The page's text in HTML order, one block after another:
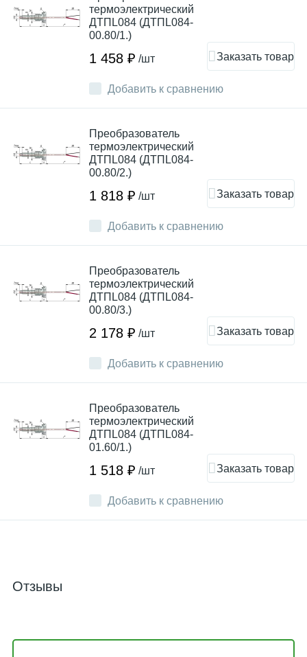
Добавить к сравнению
термоэлектрический
ДТПL084 (ДТПL084-
00.80/1.)
1 458 ₽ /шт Заказать товар
Добавить к сравнению
Преобразователь
термоэлектрический
ДТПL084 (ДТПL084-
00.80/2.)
1 818 ₽ /шт Заказать товар
Добавить к сравнению
Преобразователь
термоэлектрический
ДТПL084 (ДТПL084-
00.80/3.)
2 178 ₽ /шт Заказать товар
Добавить к сравнению
Преобразователь
термоэлектрический
ДТПL084 (ДТПL084-
01.60/1.)
1 518 ₽ /шт Заказать товар
Отзывы